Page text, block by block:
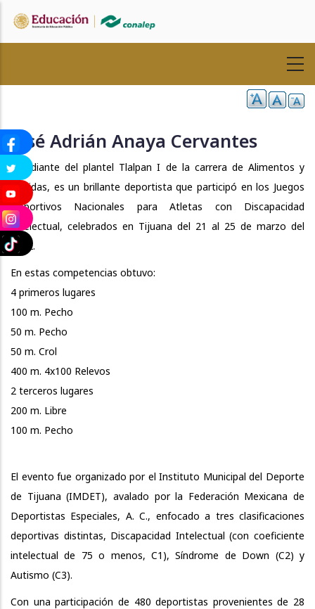
José Adrián Anaya Cervantes
Estudiante del plantel Tlalpan I de la carrera de Alimentos y
Bebidas, es un brillante deportista que participó en los Juegos
Deportivos Nacionales para Atletas con Discapacidad
Intelectual, celebrados en Tijuana del 21 al 25 de marzo del
2022.
En estas competencias obtuvo:
4 primeros lugares
100 m. Pecho
50 m. Pecho
50 m. Crol
400 m. 4x100 Relevos
2 terceros lugares
200 m. Libre
100 m. Pecho
El evento fue organizado por el Instituto Municipal del Deporte
de Tijuana (IMDET), avalado por la Federación Mexicana de
Deportistas Especiales, A. C., enfocado a tres clasificaciones
deportivas distintas, Discapacidad Intelectual (con coeficiente
intelectual de 75 o menos, C1), Síndrome de Down (C2) y
Autismo (C3).
Con una participación de 480 deportistas provenientes de 28